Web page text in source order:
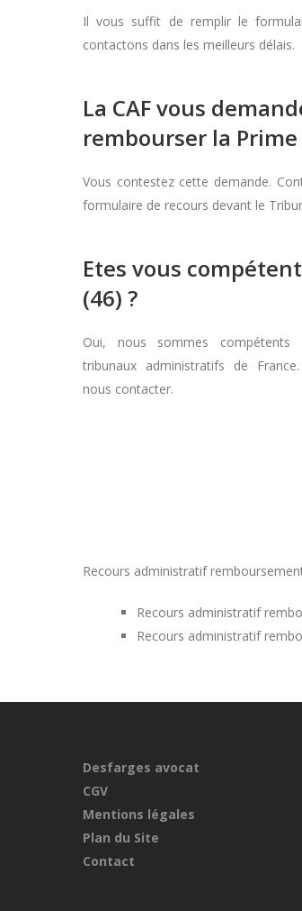
Il vous suffit de remplir le
contactons dans les meilleurs délais.
La CAF vous
rembourser la Prime
Vous contestez cette demande.
formulaire de recours devant le
Etes vous
(46) ?
Oui, nous sommes
tribunaux administratifs de
nous contacter.
Recours administratif
Recours administratif
Recours administratif
Desfarges avocat
CGV
Mentions légales
Plan du Site
Contact